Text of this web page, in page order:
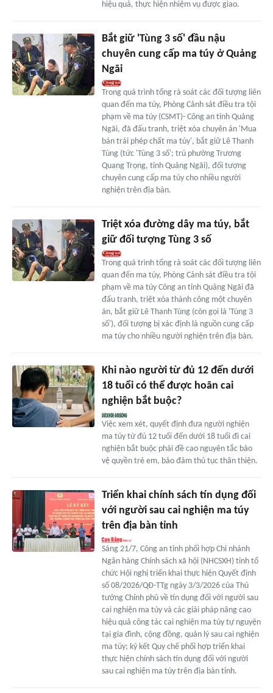
hiệu quả, thực hiện nhiệm vụ được giao.
Bắt giữ 'Tùng 3 số' đầu nậu
chuyên cung cấp ma túy ở Quảng
Ngãi
Trong quá trình tổng rà soát các đối tượng liên
quan đến ma túy, Phòng Cảnh sát điều tra tội
phạm về ma túy (CSMT)- Công an tỉnh Quảng
Ngãi, đã đấu tranh, triệt xóa chuyên án 'Mua
bán trái phép chất ma túy', bắt giữ Lê Thanh
Tùng (tức 'Tùng 3 số'; trú phường Trương
Quang Trọng, tỉnh Quảng Ngãi), đối tượng
chuyên cung cấp ma túy cho nhiều người
nghiện trên địa bàn.
Triệt xóa đường dây ma túy, bắt
giữ đối tượng Tùng 3 số
Trong quá trình tổng rà soát các đối tượng liên
quan đến ma túy, Phòng Cảnh sát điều tra tội
phạm về ma túy Công an tỉnh Quảng Ngãi đã
đấu tranh, triệt xóa thành công một chuyên
án, bắt giữ Lê Thanh Tùng (còn gọi là 'Tùng 3
số'), đối tượng bị xác định là nguồn cung cấp
ma túy cho nhiều người nghiện trên địa bàn.
Khi nào người từ đủ 12 đến dưới
18 tuổi có thể được hoãn cai
nghiện bắt buộc?
Việc xem xét, quyết định đưa người nghiện
ma túy từ đủ 12 tuổi đến dưới 18 tuổi đi cai
nghiện bắt buộc phải đề cao nguyên tắc bảo
vệ quyền trẻ em, bảo đảm thủ tục thân thiện.
Triển khai chính sách tín dụng đối
với người sau cai nghiện ma túy
trên địa bàn tỉnh
Sáng 21/7, Công an tỉnh phối hợp Chi nhánh
Ngân hàng Chính sách xã hội (NHCSXH) tỉnh tổ
chức Hội nghị triển khai thực hiện Quyết định
số 08/2026/QĐ-TTg ngày 3/3/2026 của Thủ
tướng Chính phủ về tín dụng đối với người sau
cai nghiện ma túy và các giải pháp nâng cao
hiệu quả công tác cai nghiện ma túy tự nguyện
tại gia đình, cộng đồng, quản lý sau cai nghiện
ma túy; ký kết Quy chế phối hợp triển khai
thực hiện chính sách tín dụng đối với người
sau cai nghiện ma túy trên địa bàn tỉnh.